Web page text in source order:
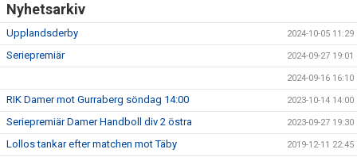
Nyhetsarkiv
Upplandsderby 2024-10-05 11:29
Seriepremiär 2024-09-27 19:01
2024-09-16 16:10
RIK Damer mot Gurraberg söndag 14:00 2023-10-14 14:00
Seriepremiär Damer Handboll div 2 östra 2023-09-27 19:30
Lollos tankar efter matchen mot Täby 2019-12-11 22:45